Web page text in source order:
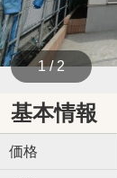
1 / 2
基本情報
価格